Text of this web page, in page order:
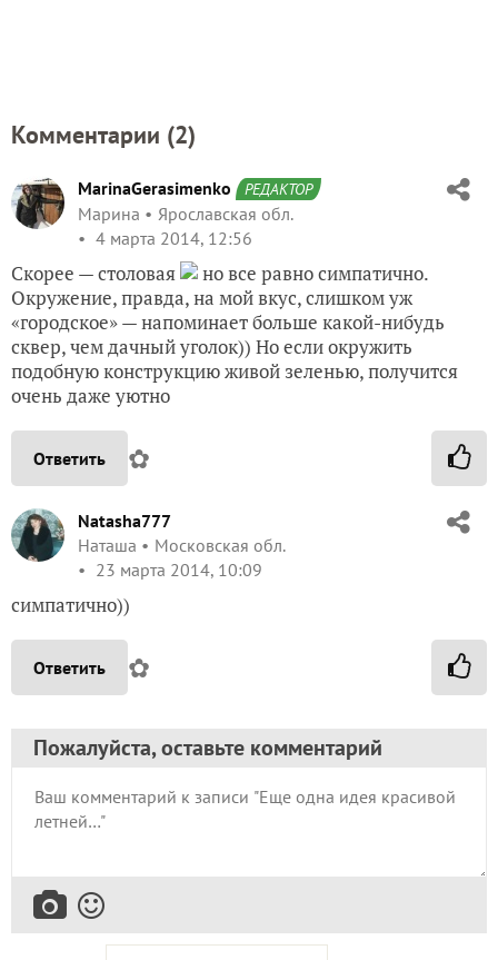
Комментарии (2)
MarinaGerasimenko РЕДАКТОР
Марина
Ярославская обл.
4 марта 2014, 12:56
Скорее — столовая
но все равно симпатично.
Окружение, правда, на мой вкус, слишком уж
«городское» — напоминает больше какой-нибудь
сквер, чем дачный уголок)) Но если окружить
подобную конструкцию живой зеленью, получится
очень даже уютно
Ответить ✿
Natasha777
Наташа
Московская обл.
23 марта 2014, 10:09
симпатично))
Ответить ✿
Пожалуйста, оставьте комментарий